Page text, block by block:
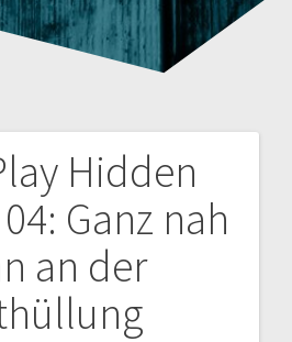
Hidden
Ganz nah
an der